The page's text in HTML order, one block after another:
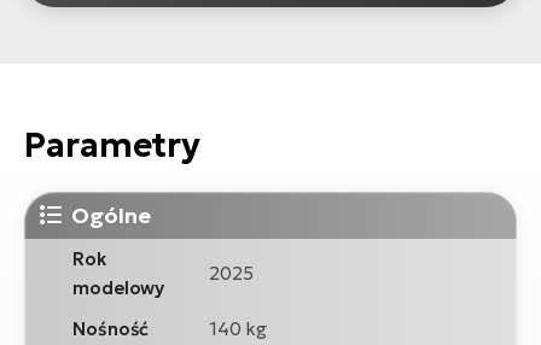
Parametry
Ogólne
Rok
modelowy
2025
Nośność 140 kg